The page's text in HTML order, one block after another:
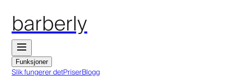
barberly
Funksjoner
Slik fungerer detPriserBlogg